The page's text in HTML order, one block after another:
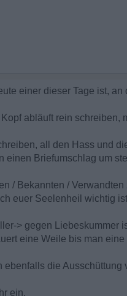
einer dieser Tage ist,
abläuft rein schreiben,
all den Hass und
einen Briefumschlag um
/ Bekannten /
euer Seelenheil wichtig
> gegen Liebeskummer
eine Weile bis man
ebenfalls die
ein.